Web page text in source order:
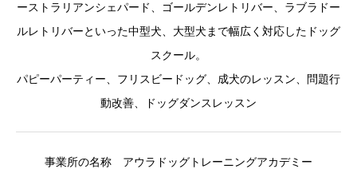
ーストラリアンシェパード、ゴールデンレトリバー、ラブラドー
ルレトリバーといった中型犬、大型犬まで幅広く対応したドッグ
スクール。
パピーパーティー、フリスビードッグ、成犬のレッスン、問題行
動改善、ドッグダンスレッスン
事業所の名称 アウラドッグトレーニングアカデミー